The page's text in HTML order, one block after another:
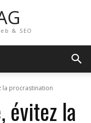
& SEO
la procrastination
évitez la